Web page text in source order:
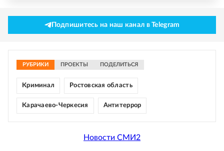
Подпишитесь на наш канал в Telegram
РУБРИКИ ПРОЕКТЫ ПОДЕЛИТЬСЯ
Криминал Ростовская область
Карачаево-Черкесия Антитеррор
Новости СМИ2